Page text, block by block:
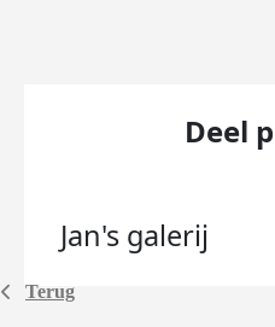
Terug
Deel
Jan's galerij